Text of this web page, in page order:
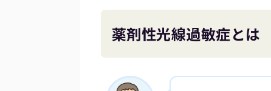
薬剤性光線過敏症とは